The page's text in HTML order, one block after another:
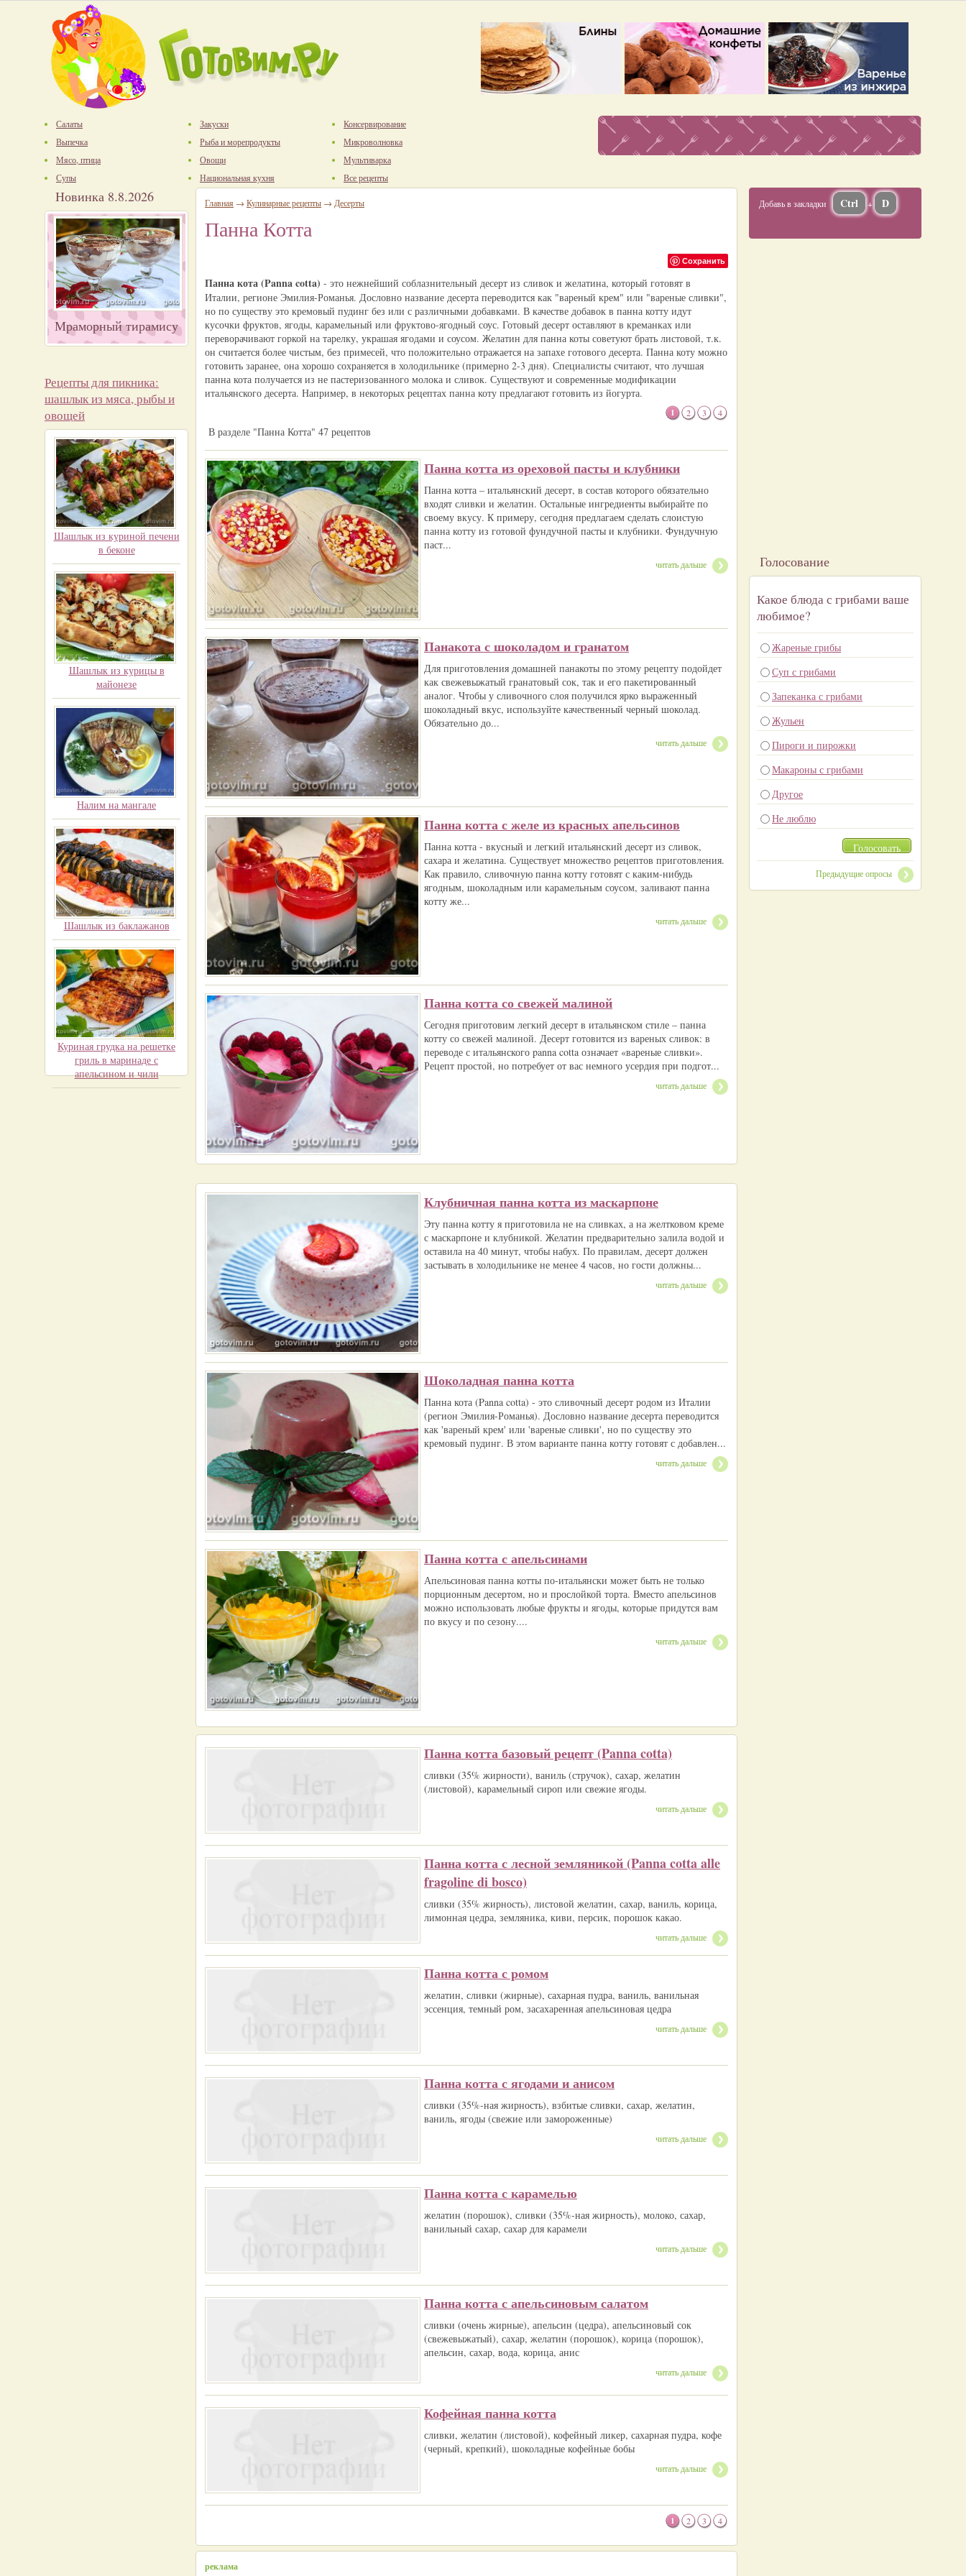
Салаты
Выпечка
Мясо, птица
Супы
Закуски
Рыба и морепродукты
Овощи
Национальная кухня
Консервирование
Микроволновка
Мультиварка
Все рецепты
Новинка 8.8.2026
Мраморный тирамису
Рецепты для пикника:
шашлык из мяса, рыбы и
овощей
Шашлык из куриной печени
в беконе
Шашлык из курицы в
майонезе
Налим на мангале
Шашлык из баклажанов
Куриная грудка на решетке
гриль в маринаде с
апельсином и чили
Главная → Кулинарные рецепты → Десерты
Панна Котта
Сохранить
Панна кота (Panna cotta) - это нежнейший соблазнительный десерт из сливок и желатина, который готовят в
Италии, регионе Эмилия-Романья. Дословно название десерта переводится как "вареный крем" или "вареные сливки",
но по существу это кремовый пудинг без или с различными добавками. В качестве добавок в панна котту идут
кусочки фруктов, ягоды, карамельный или фруктово-ягодный соус. Готовый десерт оставляют в креманках или
переворачивают горкой на тарелку, украшая ягодами и соусом. Желатин для панна коты советуют брать листовой, т.к.
он считается более чистым, без примесей, что положительно отражается на запахе готового десерта. Панна коту можно
готовить заранее, она хорошо сохраняется в холодильнике (примерно 2-3 дня). Специалисты считают, что лучшая
панна кота получается из не пастеризованного молока и сливок. Существуют и современные модификации
итальянского десерта. Например, в некоторых рецептах панна коту предлагают готовить из йогурта.
1 2 3 4
В разделе "Панна Котта" 47 рецептов
Панна котта из ореховой пасты и клубники
Панна котта – итальянский десерт, в состав которого обязательно
входят сливки и желатин. Остальные ингредиенты выбирайте по
своему вкусу. К примеру, сегодня предлагаем сделать слоистую
панна котту из готовой фундучной пасты и клубники. Фундучную
паст...
читать дальше
Панакота с шоколадом и гранатом
Для приготовления домашней панакоты по этому рецепту подойдет
как свежевыжатый гранатовый сок, так и его пакетированный
аналог. Чтобы у сливочного слоя получился ярко выраженный
шоколадный вкус, используйте качественный черный шоколад.
Обязательно до...
читать дальше
Панна котта с желе из красных апельсинов
Панна котта - вкусный и легкий итальянский десерт из сливок,
сахара и желатина. Существует множество рецептов приготовления.
Как правило, сливочную панна котту готовят с каким-нибудь
ягодным, шоколадным или карамельным соусом, заливают панна
котту же...
читать дальше
Панна котта со свежей малиной
Сегодня приготовим легкий десерт в итальянском стиле – панна
котту со свежей малиной. Десерт готовится из вареных сливок: в
переводе с итальянского panna cotta означает «вареные сливки».
Рецепт простой, но потребует от вас немного усердия при подгот...
читать дальше
Клубничная панна котта из маскарпоне
Эту панна котту я приготовила не на сливках, а на желтковом креме
с маскарпоне и клубникой. Желатин предварительно залила водой и
оставила на 40 минут, чтобы набух. По правилам, десерт должен
застывать в холодильнике не менее 4 часов, но гости должны...
читать дальше
Шоколадная панна котта
Панна кота (Panna cotta) - это сливочный десерт родом из Италии
(регион Эмилия-Романья). Дословно название десерта переводится
как 'вареный крем' или 'вареные сливки', но по существу это
кремовый пудинг. В этом варианте панна котту готовят с добавлен...
читать дальше
Панна котта с апельсинами
Апельсиновая панна котты по-итальянски может быть не только
порционным десертом, но и прослойкой торта. Вместо апельсинов
можно использовать любые фрукты и ягоды, которые придутся вам
по вкусу и по сезону....
читать дальше
Панна котта базовый рецепт (Panna cotta)
сливки (35% жирности), ваниль (стручок), сахар, желатин
(листовой), карамельный сироп или свежие ягоды.
читать дальше
Панна котта с лесной земляникой (Panna cotta alle
fragoline di bosco)
сливки (35% жирность), листовой желатин, сахар, ваниль, корица,
лимонная цедра, земляника, киви, персик, порошок какао.
читать дальше
Панна котта с ромом
желатин, сливки (жирные), сахарная пудра, ваниль, ванильная
эссенция, темный ром, засахаренная апельсиновая цедра
читать дальше
Панна котта с ягодами и анисом
сливки (35%-ная жирность), взбитые сливки, сахар, желатин,
ваниль, ягоды (свежие или замороженные)
читать дальше
Панна котта с карамелью
желатин (порошок), сливки (35%-ная жирность), молоко, сахар,
ванильный сахар, сахар для карамели
читать дальше
Панна котта с апельсиновым салатом
сливки (очень жирные), апельсин (цедра), апельсиновый сок
(свежевыжатый), сахар, желатин (порошок), корица (порошок),
апельсин, сахар, вода, корица, анис
читать дальше
Кофейная панна котта
сливки, желатин (листовой), кофейный ликер, сахарная пудра, кофе
(черный, крепкий), шоколадные кофейные бобы
читать дальше
1 2 3 4
реклама
Добавь в закладки Ctrl + D
Голосование
Какое блюда с грибами ваше
любимое?
Жареные грибы
Суп с грибами
Запеканка с грибами
Жульен
Пироги и пирожки
Макароны с грибами
Другое
Не люблю
Голосовать
Предыдущие опросы